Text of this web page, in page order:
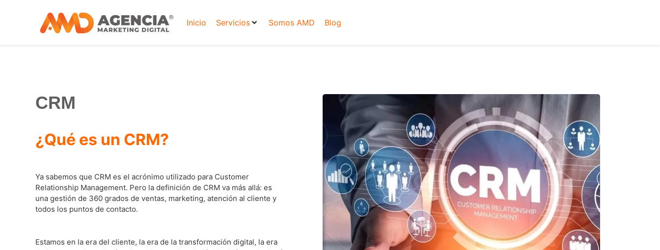
Inicio Servicios Somos AMD Blog
CRM
¿Qué es un CRM?
Ya sabemos que CRM es el acrónimo utilizado para Customer
Relationship Management. Pero la definición de CRM va más allá: es
una gestión de 360 ​​grados de ventas, marketing, atención al cliente y
todos los puntos de contacto.
Estamos en la era del cliente, la era de la transformación digital, la era